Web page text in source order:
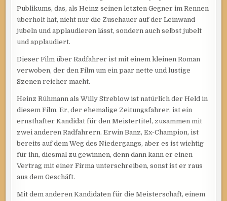
Publikums, das, als Heinz seinen letzten Gegner im Rennen
überholt hat, nicht nur die Zuschauer auf der Leinwand
jubeln und applaudieren lässt, sondern auch selbst jubelt
und applaudiert.
Dieser Film über Radfahrer ist mit einem kleinen Roman
verwoben, der den Film um ein paar nette und lustige
Szenen reicher macht.
Heinz Rühmann als Willy Streblow ist natürlich der Held in
diesem Film. Er, der ehemalige Zeitungsfahrer, ist ein
ernsthafter Kandidat für den Meistertitel, zusammen mit
zwei anderen Radfahrern. Erwin Banz, Ex-Champion, ist
bereits auf dem Weg des Niedergangs, aber es ist wichtig
für ihn, diesmal zu gewinnen, denn dann kann er einen
Vertrag mit einer Firma unterschreiben, sonst ist er raus
aus dem Geschäft.
Mit dem anderen Kandidaten für die Meisterschaft, einem